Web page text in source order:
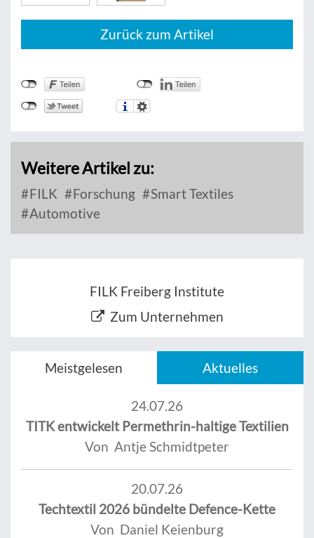
Zurück zum Artikel
Weitere Artikel zu:
FILK Forschung
Smart Textiles
Automotive
FILK Freiberg Institute
Zum Unternehmen
Meistgelesen Aktuelles
24.07.26
TITK entwickelt Permethrin-haltige Textilien
Von Antje Schmidtpeter
20.07.26
Techtextil 2026 bündelte Defence-Kette
Von Daniel Keienburg